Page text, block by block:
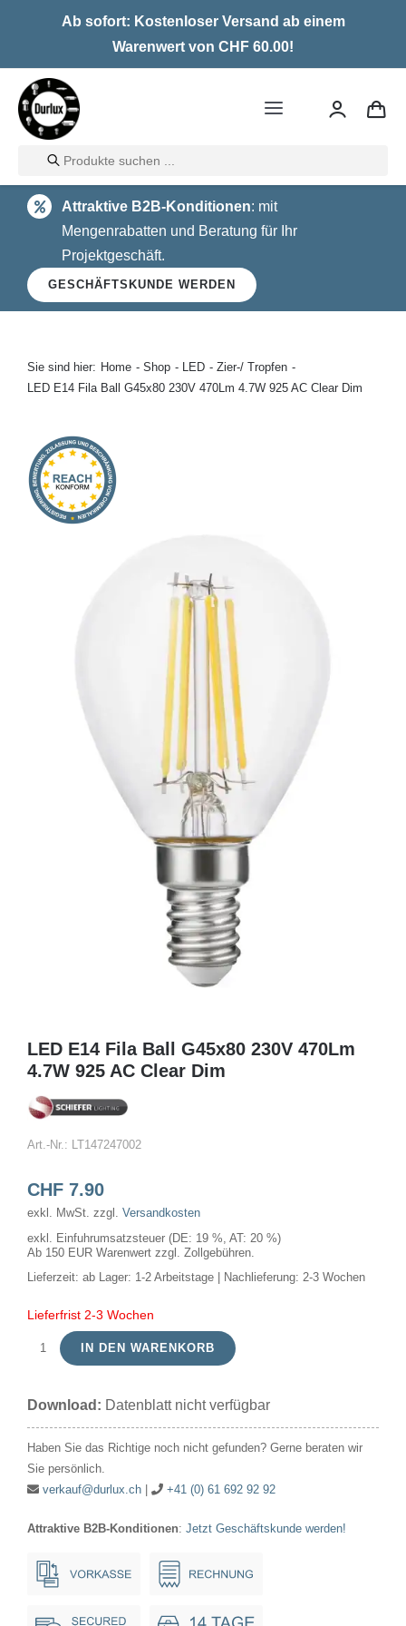
Ab sofort: Kostenloser Versand ab einem
Warenwert von CHF 60.00!
Toggle
Home
LED
Halogen
Glühlampen
Kontakt
Products
search
Attraktive B2B-Konditionen: mit
Mengenrabatten und Beratung für Ihr
Projektgeschäft.
GESCHÄFTSKUNDE WERDEN
Sie sind hier: Home Shop LED
Zier-/ Tropfen
LED E14 Fila Ball G45x80 230V 470Lm 4.7W 925 AC Clear Dim
LED E14 Fila Ball G45x80 230V 470Lm
4.7W 925 AC Clear Dim
Art.-Nr.: LT147247002
CHF7.90
exkl. MwSt. zzgl. Versandkosten
exkl. Einfuhrumsatzsteuer (DE: 19 %, AT: 20 %)
Ab 150 EUR Warenwert zzgl. Zollgebühren.
Lieferzeit: ab Lager: 1-2 Arbeitstage | Nachlieferung: 2-3 Wochen
Lieferfrist 2-3 Wochen
LED
Fila
G45x80
230V
4.7W
925
AC
Clear
IN DEN WARENKORB
Download: Datenblatt nicht verfügbar
Haben Sie das Richtige noch nicht gefunden? Gerne beraten wir
Sie persönlich.
verkauf@durlux.ch| +41 (0) 61 692 92 92
Attraktive B2B-Konditionen: Jetzt Geschäftskunde werden!